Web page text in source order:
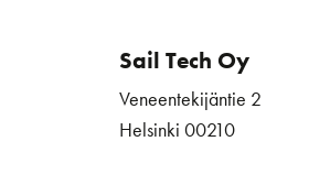
Sail Tech Oy
Veneentekijäntie 2
Helsinki 00210